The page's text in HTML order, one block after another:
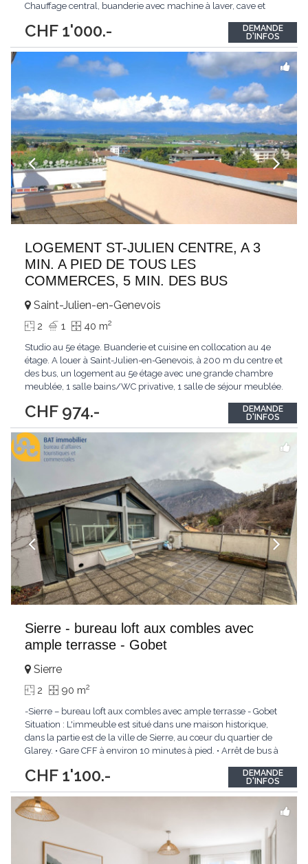
CHF 1'000.-
Chauffage central, buanderie avec machine à laver, cave et
NON FUMEUR, animaux sur demande. Conditions : Disponible...
DEMANDE
D'INFOS
LOGEMENT ST-JULIEN CENTRE, A 3
MIN. A PIED DE TOUS LES
COMMERCES, 5 MIN. DES BUS
CHF 974.-
Saint-Julien-en-Genevois
2 1 40 m2
Studio au 5e étage. Buanderie et cuisine en collocation au 4e
étage. A louer à Saint-Julien-en-Genevois, à 200 m du centre et
des bus, un logement au 5e étage avec une grande chambre
meublée, 1 salle bains/WC privative, 1 salle de séjour meublée.
cuisine est à partager avec la propriétaire qui habite au 4e étage.
Annexes : une...
DEMANDE
D'INFOS
Sierre - bureau loft aux combles avec
ample terrasse - Gobet
CHF 1'100.-
Sierre
2 90 m2
-Sierre – bureau loft aux combles avec ample terrasse - Gobet
Situation : L'immeuble est situé dans une maison historique,
dans la partie est de la ville de Sierre, au cœur du quartier de
Glarey. • Gare CFF à environ 10 minutes à pied. • Arrêt de bus à
commercial :...
DEMANDE
D'INFOS